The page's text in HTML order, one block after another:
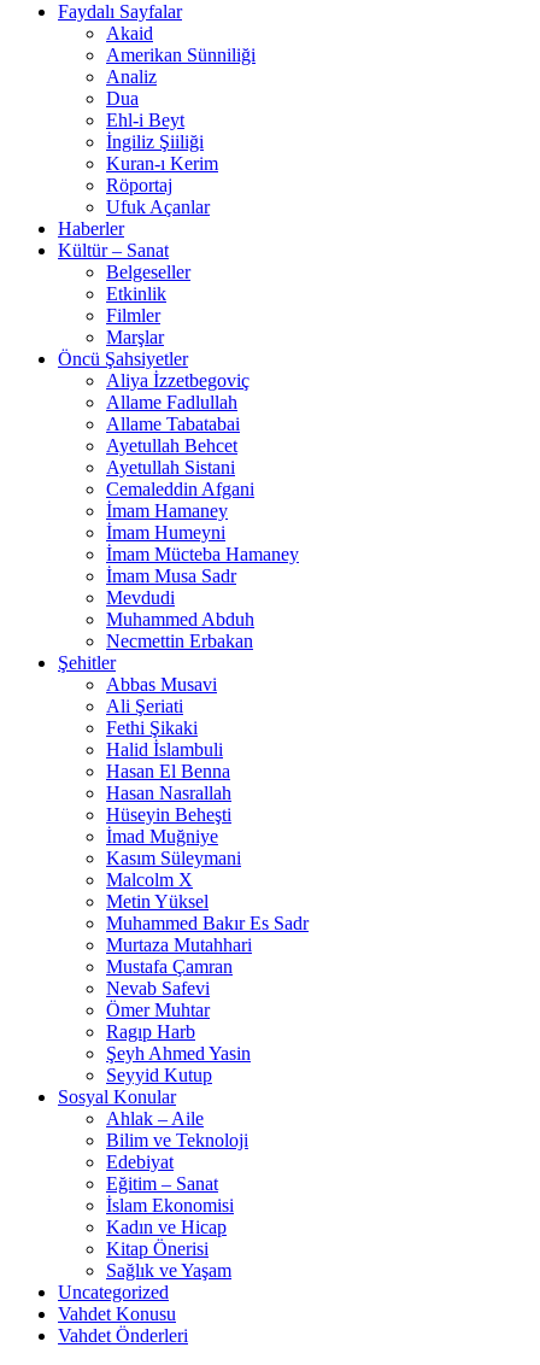
Faydalı Sayfalar
Akaid
Amerikan Sünniliği
Analiz
Dua
Ehl-i Beyt
İngiliz Şiiliği
Kuran-ı Kerim
Röportaj
Ufuk Açanlar
Haberler
Kültür – Sanat
Belgeseller
Etkinlik
Filmler
Marşlar
Öncü Şahsiyetler
Aliya İzzetbegoviç
Allame Fadlullah
Allame Tabatabai
Ayetullah Behcet
Ayetullah Sistani
Cemaleddin Afgani
İmam Hamaney
İmam Humeyni
İmam Mücteba Hamaney
İmam Musa Sadr
Mevdudi
Muhammed Abduh
Necmettin Erbakan
Şehitler
Abbas Musavi
Ali Şeriati
Fethi Şikaki
Halid İslambuli
Hasan El Benna
Hasan Nasrallah
Hüseyin Beheşti
İmad Muğniye
Kasım Süleymani
Malcolm X
Metin Yüksel
Muhammed Bakır Es Sadr
Murtaza Mutahhari
Mustafa Çamran
Nevab Safevi
Ömer Muhtar
Ragıp Harb
Şeyh Ahmed Yasin
Seyyid Kutup
Sosyal Konular
Ahlak – Aile
Bilim ve Teknoloji
Edebiyat
Eğitim – Sanat
İslam Ekonomisi
Kadın ve Hicap
Kitap Önerisi
Sağlık ve Yaşam
Uncategorized
Vahdet Konusu
Vahdet Önderleri